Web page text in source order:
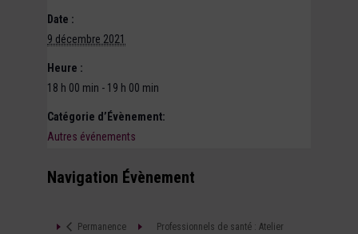
Date :
9 décembre 2021
Heure :
18 h 00 min - 19 h 00 min
Catégorie d’Évènement:
Autres événements
Navigation Évènement
Permanence
Professionnels de santé : Atelier